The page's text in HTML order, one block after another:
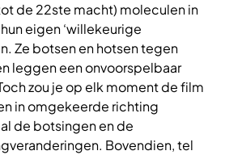
de 22ste macht) moleculen in
eigen ‘willekeurige
Ze botsen en hotsen tegen
leggen een onvoorspelbaar
zou je op elk moment de film
in omgekeerde richting
de botsingen en de
Bovendien, tel